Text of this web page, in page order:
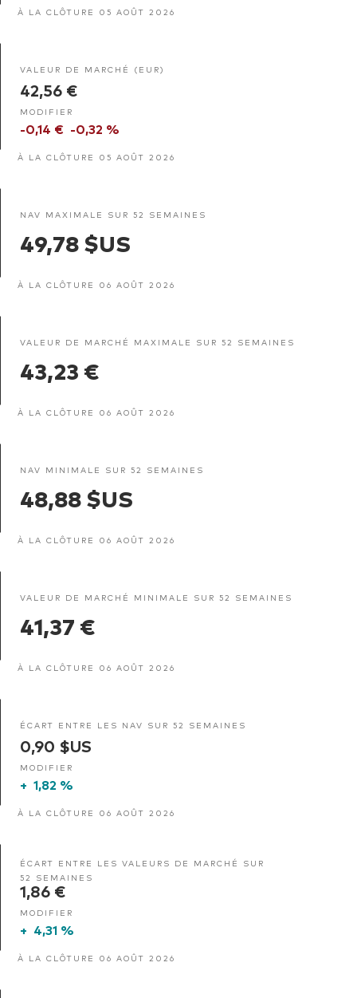
À LA CLÔTURE 05 AOÛT 2026
VALEUR DE MARCHÉ (EUR)
42,56 €
MODIFIER
-0,14 € -0,32 %
À LA CLÔTURE 05 AOÛT 2026
NAV MAXIMALE SUR 52 SEMAINES
49,78 $US
À LA CLÔTURE 06 AOÛT 2026
VALEUR DE MARCHÉ MAXIMALE SUR 52 SEMAINES
43,23 €
À LA CLÔTURE 06 AOÛT 2026
NAV MINIMALE SUR 52 SEMAINES
48,88 $US
À LA CLÔTURE 06 AOÛT 2026
VALEUR DE MARCHÉ MINIMALE SUR 52 SEMAINES
41,37 €
À LA CLÔTURE 06 AOÛT 2026
ÉCART ENTRE LES NAV SUR 52 SEMAINES
0,90 $US
MODIFIER
+ 1,82 %
À LA CLÔTURE 06 AOÛT 2026
ÉCART ENTRE LES VALEURS DE MARCHÉ SUR
52 SEMAINES
1,86 €
MODIFIER
+ 4,31 %
À LA CLÔTURE 06 AOÛT 2026